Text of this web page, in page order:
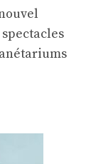
spectacles